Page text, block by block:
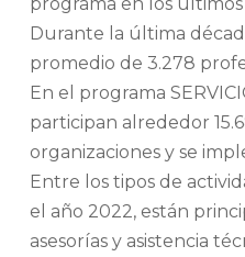
Durante la última
promedio de 3.278
En el programa
participan alrededor
organizaciones y se
Entre los tipos de
el año 2022, están
asesorías y asistencia